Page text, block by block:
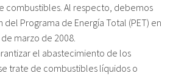
combustibles. Al respecto, debemos
Programa de Energía Total (PET) en
marzo de 2008.
el abastecimiento de los
trate de combustibles líquidos o